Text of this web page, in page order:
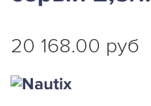
20 168.00 руб